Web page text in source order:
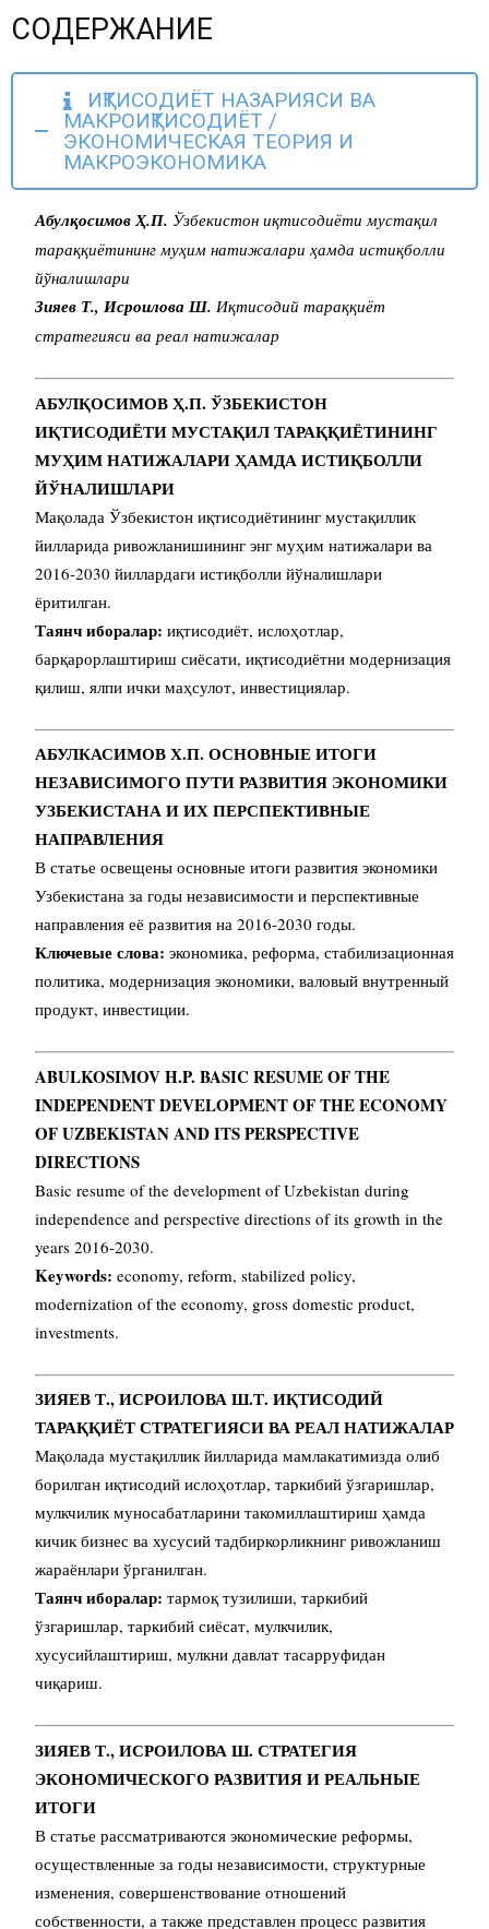
СОДЕРЖАНИЕ
ИҚТИСОДИЁТ НАЗАРИЯСИ ВА
МАКРОИҚТИСОДИЁТ /
ЭКОНОМИЧЕСКАЯ ТЕОРИЯ И
МАКРОЭКОНОМИКА
Абулқосимов Ҳ.П. Ўзбекистон иқтисодиёти мустақил
тараққиётининг муҳим натижалари ҳамда истиқболли
йўналишлари
Зияев Т., Исроилова Ш. Иқтисодий тараққиёт
стратегияси ва реал натижалар
АБУЛҚОСИМОВ Ҳ.П. ЎЗБЕКИСТОН
ИҚТИСОДИЁТИ МУСТАҚИЛ ТАРАҚҚИЁТИНИНГ
МУҲИМ НАТИЖАЛАРИ ҲАМДА ИСТИҚБОЛЛИ
ЙЎНАЛИШЛАРИ
Мақолада Ўзбекистон иқтисодиётининг мустақиллик
йилларида ривожланишининг энг муҳим натижалари ва
2016-2030 йиллардаги истиқболли йўналишлари
ёритилган.
Таянч иборалар: иқтисодиёт, ислоҳотлар,
барқарорлаштириш сиёсати, иқтисодиётни модернизация
қилиш, ялпи ички маҳсулот, инвестициялар.
АБУЛКАСИМОВ Х.П. ОСНОВНЫЕ ИТОГИ
НЕЗАВИСИМОГО ПУТИ РАЗВИТИЯ ЭКОНОМИКИ
УЗБЕКИСТАНА И ИХ ПЕРСПЕКТИВНЫЕ
НАПРАВЛЕНИЯ
В статье освещены основные итоги развития экономики
Узбекистана за годы независимости и перспективные
направления её развития на 2016-2030 годы.
Ключевые слова: экономика, реформа, стабилизационная
политика, модернизация экономики, валовый внутренный
продукт, инвестиции.
ABULKOSIMOV H.P. BASIC RESUME OF THE
INDEPENDENT DEVELOPMENT OF THE ECONOMY
OF UZBEKISTAN AND ITS PERSPECTIVE
DIRECTIONS
Basic resume of the development of Uzbekistan during
independence and perspective directions of its growth in the
years 2016-2030.
Keywords: economy, reform, stabilized policy,
modernization of the economy, gross domestic product,
investments.
ЗИЯЕВ Т., ИСРОИЛОВА Ш.Т. ИҚТИСОДИЙ
ТАРАҚҚИЁТ СТРАТЕГИЯСИВА РЕАЛ НАТИЖАЛАР
Мақолада мустақиллик йилларида мамлакатимизда олиб
борилган иқтисодий ислоҳотлар, таркибий ўзгаришлар,
мулкчилик муносабатларини такомиллаштириш ҳамда
кичик бизнес ва хусусий тадбиркорликнинг ривожланиш
жараёнлари ўрганилган.
Таянч иборалар: тармоқ тузилиши, таркибий
ўзгаришлар, таркибий сиёсат, мулкчилик,
хусусийлаштириш, мулкни давлат тасарруфидан
чиқариш.
ЗИЯЕВ Т., ИСРОИЛОВА Ш. СТРАТЕГИЯ
ЭКОНОМИЧЕСКОГО РАЗВИТИЯИ РЕАЛЬНЫЕ
ИТОГИ
В статье рассматриваются экономические реформы,
осуществленные за годы независимости, структурные
изменения, совершенствование отношений
собственности, а также представлен процесс развития